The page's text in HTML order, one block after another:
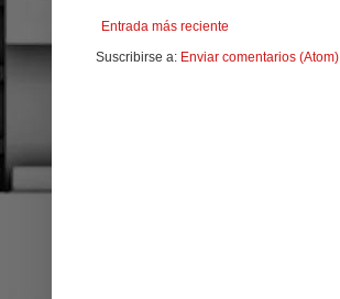
Entrada más reciente
Suscribirse a: Enviar comentarios (Atom)